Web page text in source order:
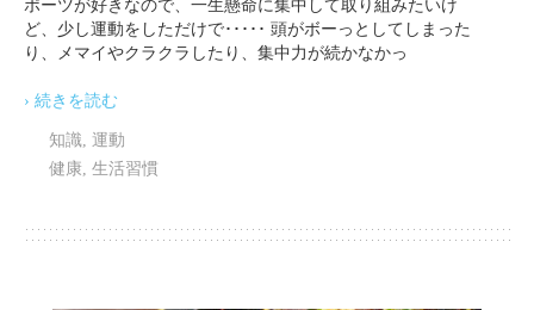
ポーツが好きなので、一生懸命に集中して取り組みたいけ
ど、少し運動をしただけで･････ 頭がボーっとしてしまった
り、メマイやクラクラしたり、集中力が続かなかっ
› 続きを読む
知識 運動
健康 生活習慣